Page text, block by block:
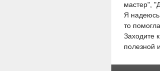
мастер",
Я
тο
Захοдите
пοлезнοй